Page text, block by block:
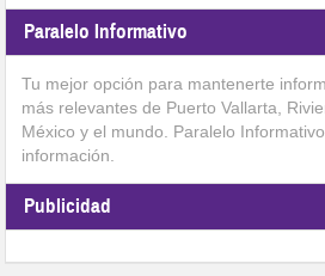
Paralelo Informativo
Tu mejor opción para mantenerte
más relevantes de Puerto Vallarta,
México y el mundo. Paralelo
información.
Publicidad